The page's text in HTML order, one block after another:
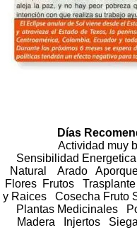
Días
Actividad muy
Sensibilidad
Natural Arado
Flores Frutos
y Raices Cosecha Fruto
Plantas Medicinales
Madera Injertos